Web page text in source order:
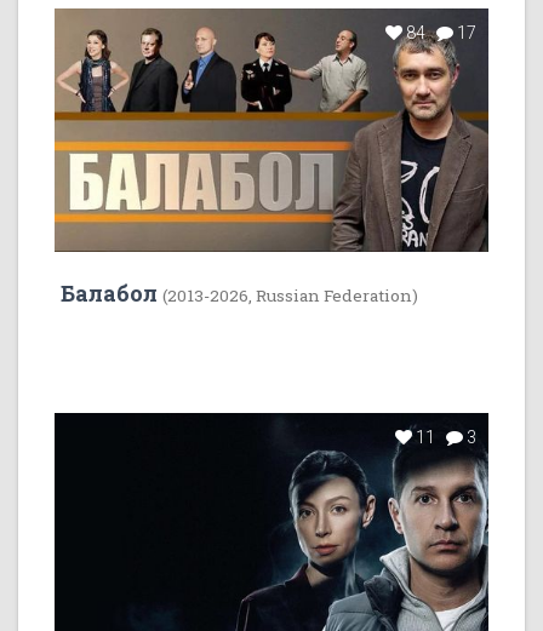
84 17
Балабол (2013-2026, Russian Federation)
11 3